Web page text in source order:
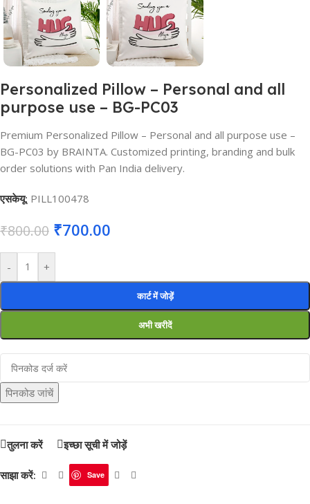
Personalized Pillow – Personal and all
purpose use – BG-PC03
Premium Personalized Pillow – Personal and all purpose use –
BG-PC03 by BRAINTA. Customized printing, branding and bulk
order solutions with Pan India delivery.
एसकेयू: PILL100478
₹800.00 ₹700.00
- +
कार्ट में जोड़ें
अभी खरीदें
पिनकोड जांचें
तुलना करें इच्छा सूची में जोड़ें
साझा करें: Save